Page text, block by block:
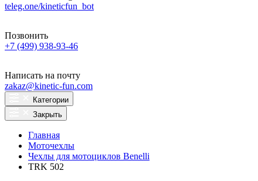
teleg.one/kineticfun_bot
Позвонить
+7 (499) 938-93-46
Написать на почту
zakaz@kinetic-fun.com
Категории
Закрыть
Главная
Моточехлы
Чехлы для мотоциклов Benelli
TRK 502